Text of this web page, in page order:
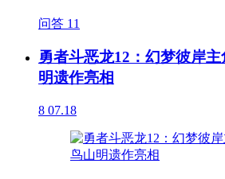
问答 11
勇者斗恶龙12：幻梦彼岸
明遗作亮相
8 07.18